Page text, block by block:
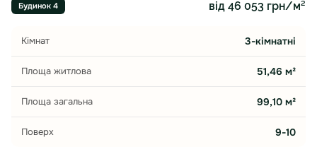
Будинок 4 від 46 053 грн/м²
Кімнат 3-кімнатні
Площа житлова 51,46 м²
Площа загальна 99,10 м²
Поверх 9-10